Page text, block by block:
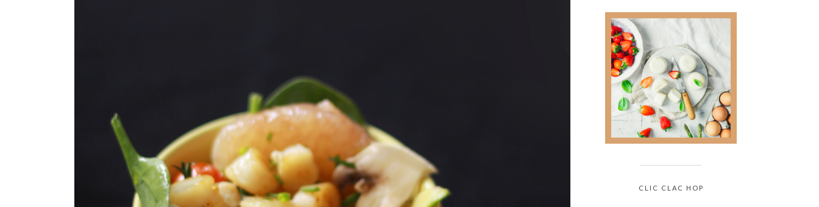
Tout ce que vous avez
toujours voulu savoir
sur
la photographie
culinaire sans jamais
oser le demander !
CLIC CLAC HOP